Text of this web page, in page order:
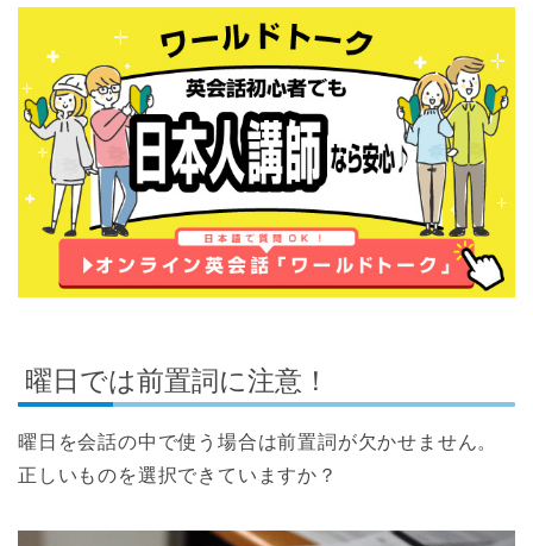
曜日では前置詞に注意！
曜日を会話の中で使う場合は前置詞が欠かせません。
正しいものを選択できていますか？